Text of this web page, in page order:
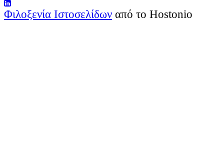
Φιλοξενία Ιστοσελίδων από το Hostonio